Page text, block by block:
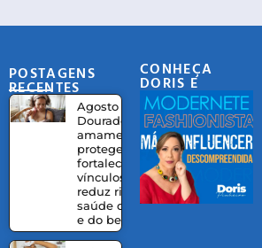
POSTAGENS
RECENTES
Agosto
Dourado:
amamentação
protege,
fortalece
vínculos e
reduz riscos à
saúde da mãe
e do bebê
CONHEÇA
DORIS E
EQUIPE